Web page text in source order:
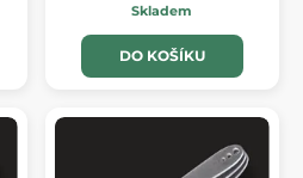
Skladem
DO KOŠÍKU